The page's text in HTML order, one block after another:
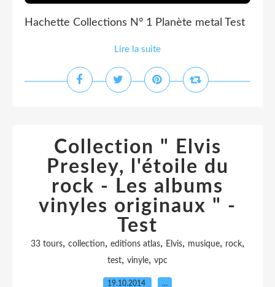
Hachette Collections N° 1 Planète metal Test
Lire la suite
Collection " Elvis
Presley, l'étoile du
rock - Les albums
vinyles originaux " -
Test
33 tours, collection, editions atlas, Elvis, musique, rock,
test, vinyle, vpc
19.10.2014 …